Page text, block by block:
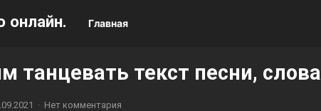
онлайн. Главная
танцевать текст песни, слова
· Нет комментария